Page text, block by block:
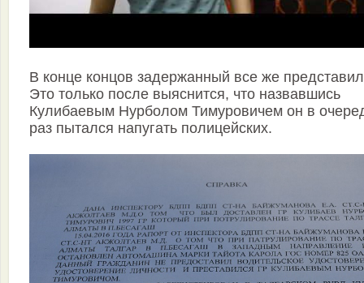
В конце концов задержанный все же
Это только после выяснится, что назвавшись
Кулибаевым Нурболом Тимуровичем он в
раз пытался напугать полицейских.